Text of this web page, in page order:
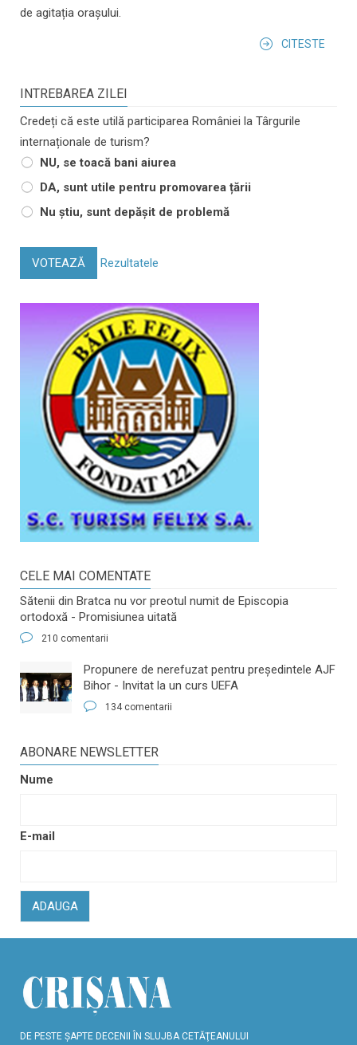
de agitația orașului.
CITESTE
INTREBAREA ZILEI
Credeți că este utilă participarea României la Târgurile
internaționale de turism?
NU, se toacă bani aiurea
DA, sunt utile pentru promovarea țării
Nu știu, sunt depășit de problemă
VOTEAZĂ Rezultatele
CELE MAI COMENTATE
Sătenii din Bratca nu vor preotul numit de Episcopia
ortodoxă - Promisiunea uitată
210 comentarii
​Propunere de nerefuzat pentru preşedintele AJF
Bihor - Invitat la un curs UEFA
134 comentarii
ABONARE NEWSLETTER
Nume
E-mail
ADAUGA
DE PESTE ŞAPTE DECENII ÎN SLUJBA CETĂŢEANULUI